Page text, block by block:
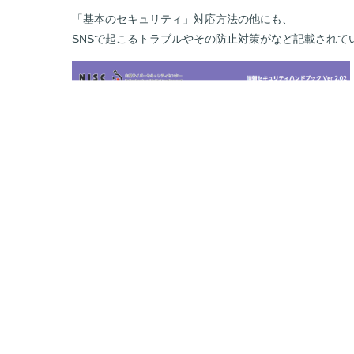
「基本のセキュリティ」対応方法の他にも、
SNSで起こるトラブルやその防止対策がなど記載されて